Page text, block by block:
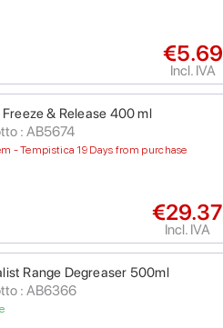
€5.69
Incl. IVA
& Release 400 ml
: AB5674
- Tempistica 19 Days from purchase
€29.37
Incl. IVA
Range Degreaser 500ml
: AB6366